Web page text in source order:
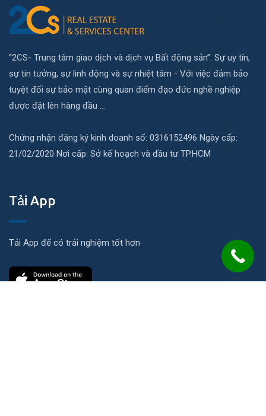
“2CS- Trung tâm giao dịch và dịch vụ Bất động sản”. Sự uy tín,
sự tin tưởng, sự linh động và sự nhiệt tâm - Với việc đảm bảo
tuyệt đối sự bảo mật cùng quan điểm đạo đức nghề nghiệp
được đặt lên hàng đầu ...
Chứng nhận đăng ký kinh doanh số: 0316152496 Ngày cấp:
21/02/2020 Nơi cấp: Sở kế hoạch và đầu tư TP.HCM
Tải App
Tải App để có trải nghiệm tốt hơn